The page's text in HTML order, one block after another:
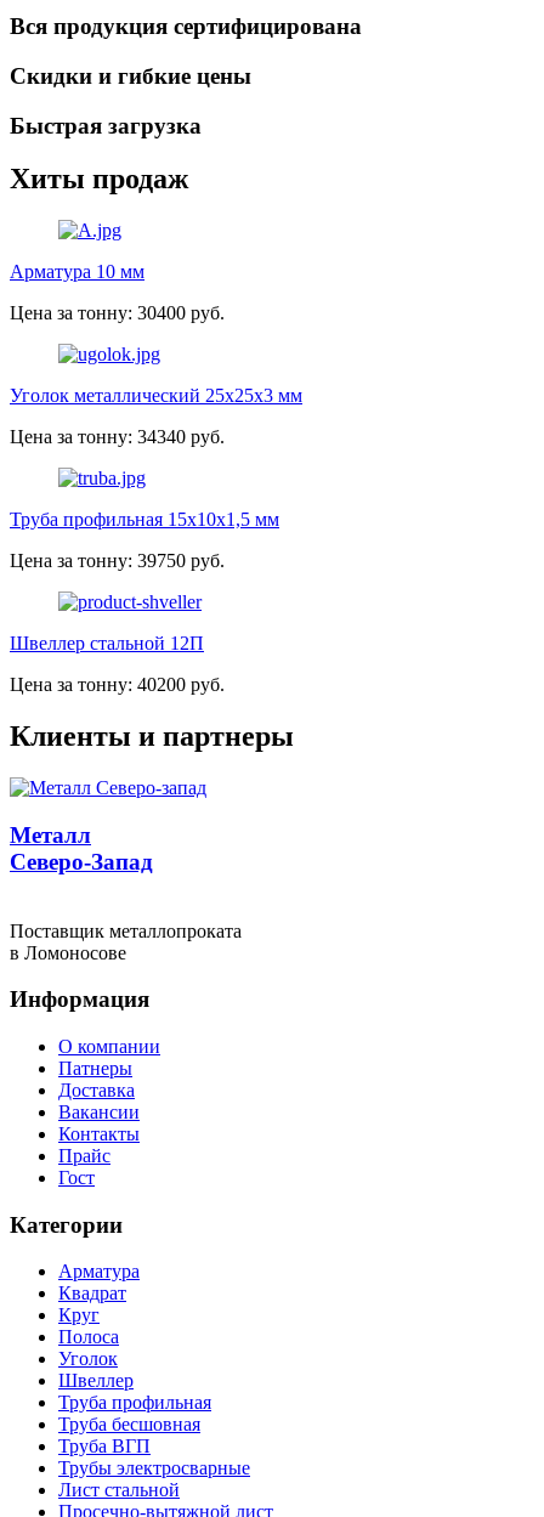
Вся продукция сертифицирована
Скидки и гибкие цены
Быстрая загрузка
Хиты продаж
Арматура 10 мм
Цена за тонну: 30400 руб.
Уголок металлический 25х25х3 мм
Цена за тонну: 34340 руб.
Труба профильная 15х10х1,5 мм
Цена за тонну: 39750 руб.
Швеллер стальной 12П
Цена за тонну: 40200 руб.
Клиенты и партнеры
Металл
Северо-Запад
Поставщик металлопроката
в Ломоносове
Информация
О компании
Патнеры
Доставка
Вакансии
Контакты
Прайс
Гост
Категории
Арматура
Квадрат
Круг
Полоса
Уголок
Швеллер
Труба профильная
Труба бесшовная
Труба ВГП
Трубы электросварные
Лист стальной
Просечно-вытяжной лист